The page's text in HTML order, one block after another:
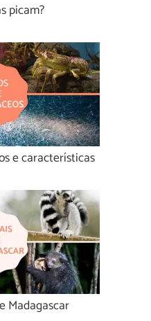
picam?
e características
Madagascar